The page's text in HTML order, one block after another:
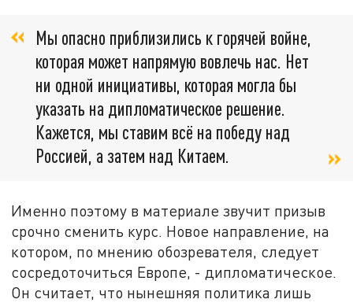
Мы опасно приблизились к горячей войне,
которая может напрямую вовлечь нас. Нет
ни одной инициативы, которая могла бы
указать на дипломатическое решение.
Кажется, мы ставим всё на победу над
Россией, а затем над Китаем.
Именно поэтому в материале звучит призыв
срочно сменить курс. Новое направление, на
котором, по мнению обозревателя, следует
сосредоточиться Европе, - дипломатическое.
Он считает, что нынешняя политика лишь